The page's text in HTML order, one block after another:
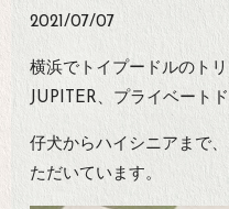
2021/07/07
横浜でトイプードルのト
JUPITER、プライベート
仔犬からハイシニアまで
ただいています。